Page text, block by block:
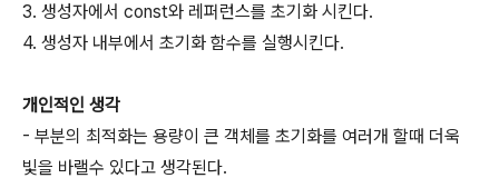
3. 생성자에서 const와 레퍼런스를 초기화 시킨다.
4. 생성자 내부에서 초기화 함수를 실행시킨다.
개인적인 생각
- 부분의 최적화는 용량이 큰 객체를 초기화를 여러개 할때 더욱
빛을 바랠수 있다고 생각된다.